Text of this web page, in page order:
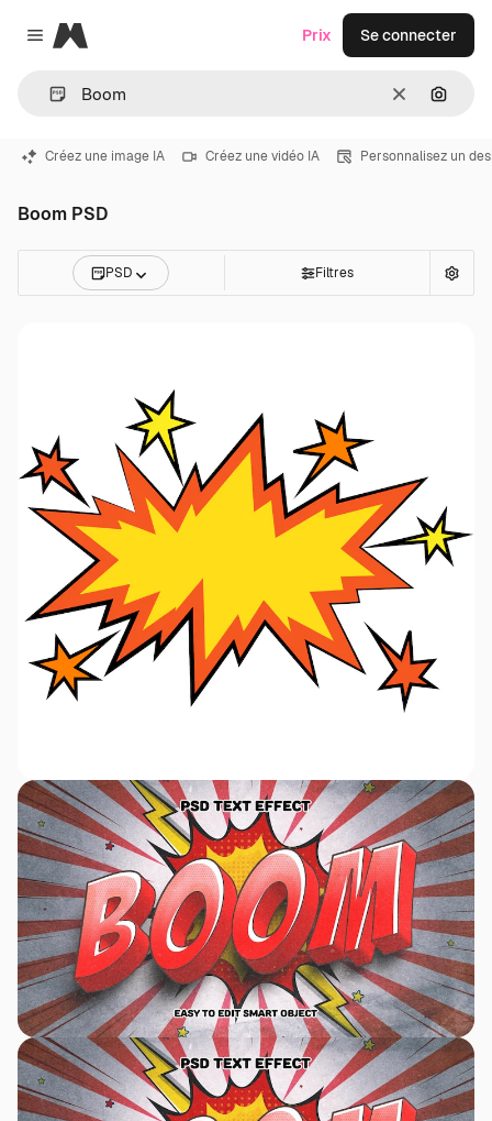
Close menu
Magnific
Effacer
Prix Se connecter
Créez une image IA Créez une vidéo IA Personnalisez un
Boom PSD
PSD Filtres